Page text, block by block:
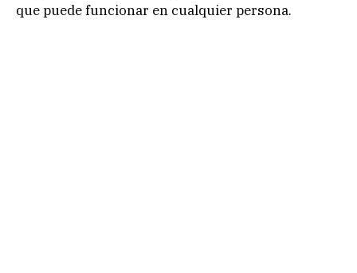
que puede funcionar en cualquier persona.